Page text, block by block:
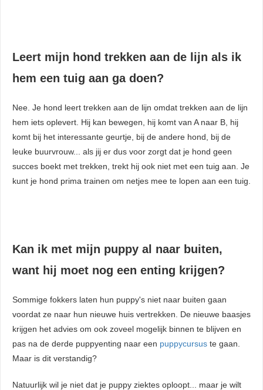
Leert mijn hond trekken aan de lijn als ik
hem een tuig aan ga doen?
Nee. Je hond leert trekken aan de lijn omdat trekken aan de lijn
hem iets oplevert. Hij kan bewegen, hij komt van A naar B, hij
komt bij het interessante geurtje, bij de andere hond, bij de
leuke buurvrouw... als jij er dus voor zorgt dat je hond geen
succes boekt met trekken, trekt hij ook niet met een tuig aan. Je
kunt je hond prima trainen om netjes mee te lopen aan een tuig.
Kan ik met mijn puppy al naar buiten,
want hij moet nog een enting krijgen?
Sommige fokkers laten hun puppy's niet naar buiten gaan
voordat ze naar hun nieuwe huis vertrekken. De nieuwe baasjes
krijgen het advies om ook zoveel mogelijk binnen te blijven en
pas na de derde puppyenting naar een puppycursus te gaan.
Maar is dit verstandig?
Natuurlijk wil je niet dat je puppy ziektes oploopt... maar je wilt